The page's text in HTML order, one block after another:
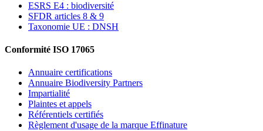
ESRS E4 : biodiversité
SFDR articles 8 & 9
Taxonomie UE : DNSH
Conformité ISO 17065
Annuaire certifications
Annuaire Biodiversity Partners
Impartialité
Plaintes et appels
Référentiels certifiés
Règlement d'usage de la marque Effinature